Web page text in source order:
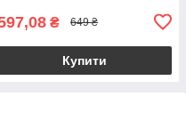
₴ 649 ₴
Купити